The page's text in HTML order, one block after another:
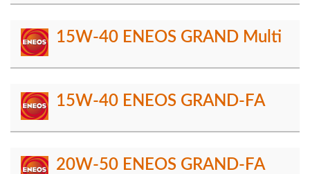
15W-40 ENEOS GRAND Multi
15W-40 ENEOS GRAND-FA
20W-50 ENEOS GRAND-FA